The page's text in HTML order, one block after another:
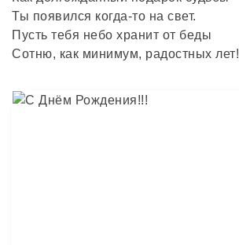
Ты появился когда-то на свет.
Пусть тебя небо хранит от беды
Сотню, как минимум, радостных лет!